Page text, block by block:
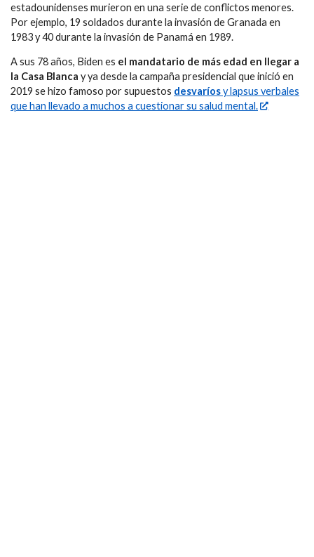
estadounidenses murieron en una serie de conflictos menores.
Por ejemplo, 19 soldados durante la invasión de Granada en
1983 y 40 durante la invasión de Panamá en 1989.
A sus 78 años, Biden es el mandatario de más edad en llegar a
la Casa Blanca y ya desde la campaña presidencial que inició en
2019 se hizo famoso por supuestos desvaríosy lapsus verbales
que han llevado a muchos a cuestionar su salud mental.